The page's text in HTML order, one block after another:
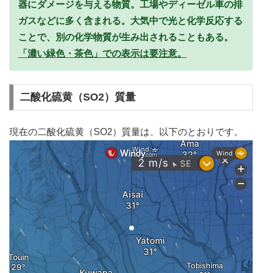
器にダメージを与える物質。工場やディーゼル車の排
ガスなどに多く含まれる。大気中で光と化学反応する
ことで、別の化学物質が生み出されることもある。
「濃い緑色・茶色」での表示は要注意。
二酸化硫黄（SO2）質量
現在の二酸化硫黄（SO2）質量は、以下のとおりです。